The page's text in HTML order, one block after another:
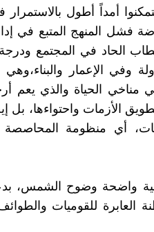
أمداً أطول
فشل المنهج المتبع في
الحاد في المجتمع ودرجة
وفي الإعمار
الحياة والذي يعم
الأزمات واحتواءها، بل
أي منظومة المحاصصة
واضحة وضوح الشمس،
العابرة للقوميات